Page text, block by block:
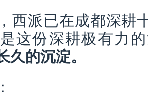
西派已在成都深耕
这份深耕极有力
的沉淀。